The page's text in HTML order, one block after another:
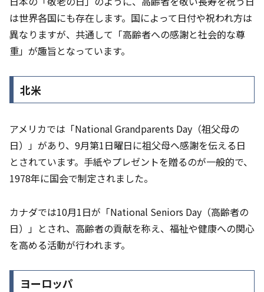
は世界各国にも存在します。国によって日付や祝われ方は
異なりますが、共通して「高齢者への感謝と社会的な尊
重」が趣旨となっています。
北米
アメリカでは「National Grandparents Day（祖父母の
日）」があり、9月第1日曜日に祖父母へ感謝を伝える日
とされています。手紙やプレゼントを贈るのが一般的で、
1978年に国会で制定されました。
カナダでは10月1日が「National Seniors Day（高齢者の
日）」とされ、高齢者の貢献を称え、福祉や健康への関心
を高める活動が行われます。
ヨーロッパ